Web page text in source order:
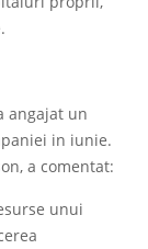
angajat un
in iunie.
a comentat:
unui